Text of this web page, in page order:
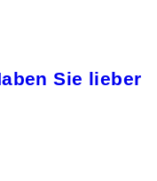
Sie lieber